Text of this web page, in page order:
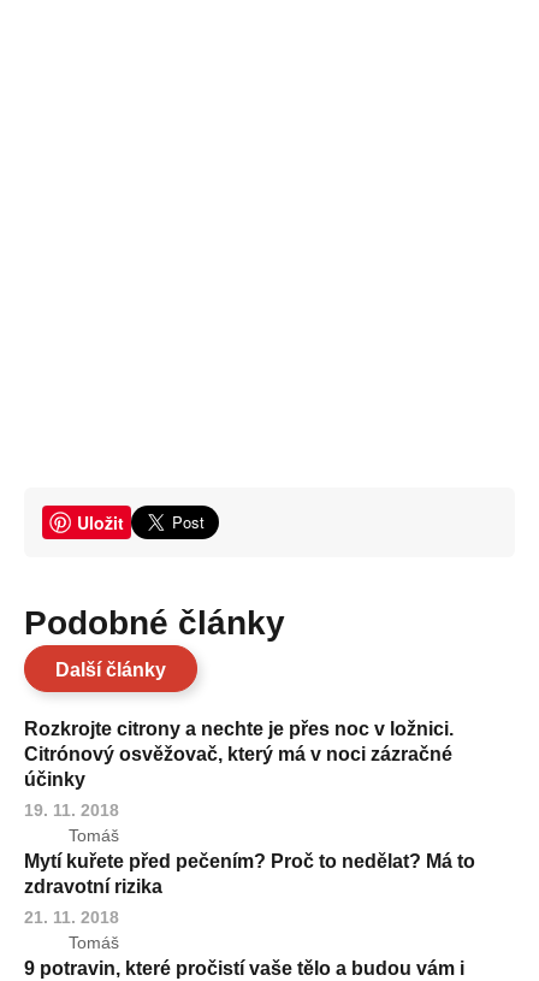
Uložit
Podobné články
Další články
Rozkrojte citrony a nechte je přes noc v ložnici.
Citrónový osvěžovač, který má v noci zázračné
účinky
19. 11. 2018
Tomáš
Mytí kuřete před pečením? Proč to nedělat? Má to
zdravotní rizika
21. 11. 2018
Tomáš
9 potravin, které pročistí vaše tělo a budou vám i